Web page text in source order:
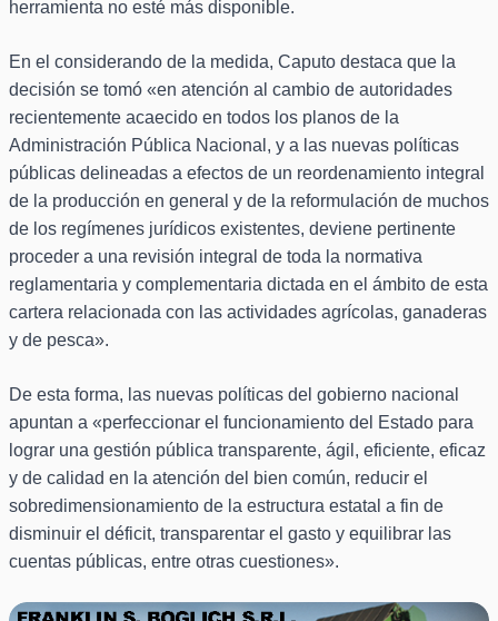
herramienta no esté más disponible.
En el considerando de la medida, Caputo destaca que la
decisión se tomó «en atención al cambio de autoridades
recientemente acaecido en todos los planos de la
Administración Pública Nacional, y a las nuevas políticas
públicas delineadas a efectos de un reordenamiento integral
de la producción en general y de la reformulación de muchos
de los regímenes jurídicos existentes, deviene pertinente
proceder a una revisión integral de toda la normativa
reglamentaria y complementaria dictada en el ámbito de esta
cartera relacionada con las actividades agrícolas, ganaderas
y de pesca».
De esta forma, las nuevas políticas del gobierno nacional
apuntan a «perfeccionar el funcionamiento del Estado para
lograr una gestión pública transparente, ágil, eficiente, eficaz
y de calidad en la atención del bien común, reducir el
sobredimensionamiento de la estructura estatal a fin de
disminuir el déficit, transparentar el gasto y equilibrar las
cuentas públicas, entre otras cuestiones».